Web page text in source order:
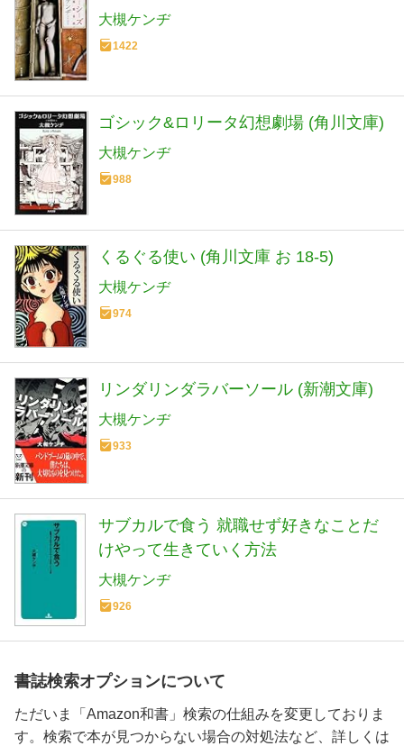
大槻ケンヂ
1422
ゴシック&ロリータ幻想劇場 (角川文庫)
大槻ケンヂ
988
くるぐる使い (角川文庫 お 18-5)
大槻ケンヂ
974
リンダリンダラバーソール (新潮文庫)
大槻ケンヂ
933
サブカルで食う 就職せず好きなことだ
けやって生きていく方法
大槻ケンヂ
926
書誌検索オプションについて
ただいま「Amazon和書」検索の仕組みを変更しておりま
す。検索で本が見つからない場合の対処法など、詳しくは